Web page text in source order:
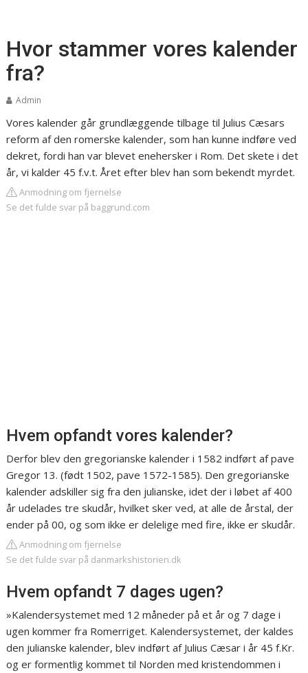
Hvor stammer vores kalender
fra?
Admin
Vores kalender går grundlæggende tilbage til Julius Cæsars
reform af den romerske kalender, som han kunne indføre ved
dekret, fordi han var blevet enehersker i Rom. Det skete i det
år, vi kalder 45 f.v.t. Året efter blev han som bekendt myrdet.
Anmodning om fjernelse
Se det fulde svar på baggrund.com
Hvem opfandt vores kalender?
Derfor blev den gregorianske kalender i 1582 indført af pave
Gregor 13. (født 1502, pave 1572-1585). Den gregorianske
kalender adskiller sig fra den julianske, idet der i løbet af 400
år udelades tre skudår, hvilket sker ved, at alle de årstal, der
ender på 00, og som ikke er delelige med fire, ikke er skudår.
Anmodning om fjernelse
Se det fulde svar på danmarkshistorien.dk
Hvem opfandt 7 dages ugen?
»Kalendersystemet med 12 måneder på et år og 7 dage i
ugen kommer fra Romerriget. Kalendersystemet, der kaldes
den julianske kalender, blev indført af Julius Cæsar i år 45 f.Kr.
og er formentlig kommet til Norden med kristendommen i